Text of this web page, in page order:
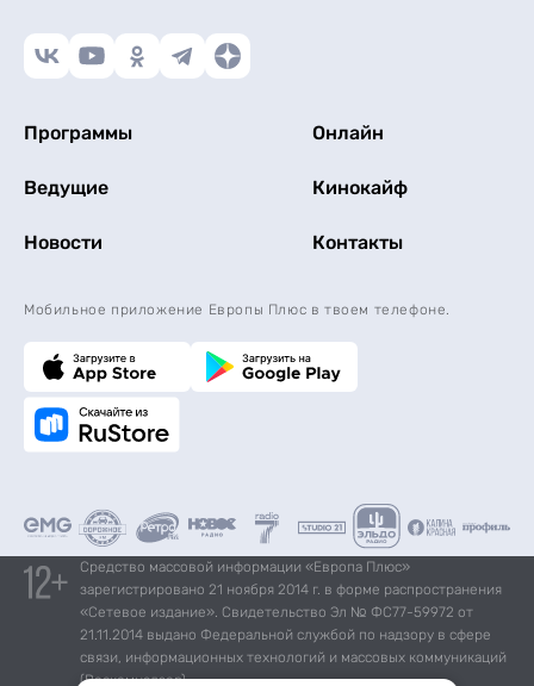
Программы Онлайн
Ведущие Кинокайф
Новости Контакты
Мобильное приложение Европы Плюс в твоем телефоне.
Средство массовой информации «Европа Плюс»
зарегистрировано 21 ноября 2014 г. в форме распространения
«Сетевое издание». Свидетельство Эл № ФС77-59972 от
21.11.2014 выдано Федеральной службой по надзору в сфере
связи, информационных технологий и массовых коммуникаций
(Роскомнадзор).